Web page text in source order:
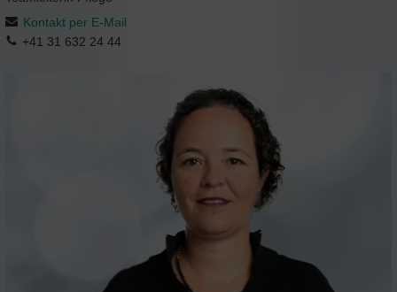
Kontakt per E-Mail
+41 31 632 24 44